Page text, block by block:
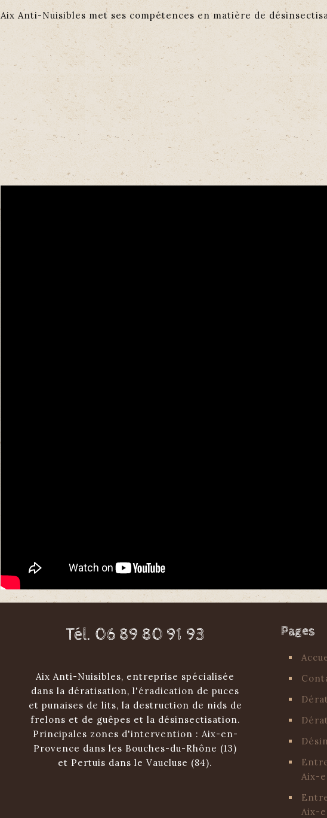
Aix Anti-Nuisibles met ses compétences en matière de
Tél. 06 89 80 91 93
Aix Anti-Nuisibles, entreprise spécialisée
dans la dératisation, l'éradication de puces
et punaises de lits, la destruction de nids de
frelons et de guêpes et la désinsectisation.
Principales zones d'intervention : Aix-en-
Provence dans les Bouches-du-Rhône (13)
et Pertuis dans le Vaucluse (84).
Pages
Aix-
Aix-